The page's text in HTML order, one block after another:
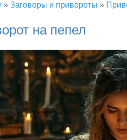
» Заговоры и привороты »
на пепел